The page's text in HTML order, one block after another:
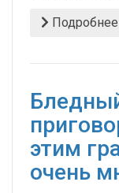
Подробнее
этим
очень